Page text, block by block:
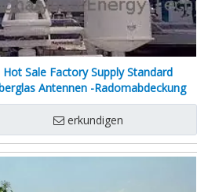
Hot Sale Factory Supply Standard
Antennen -Radomabdeckung
erkundigen